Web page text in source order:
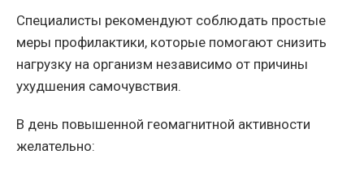
Специалисты рекомендуют соблюдать простые
меры профилактики, которые помогают снизить
нагрузку на организм независимо от причины
ухудшения самочувствия.
В день повышенной геомагнитной активности
желательно: